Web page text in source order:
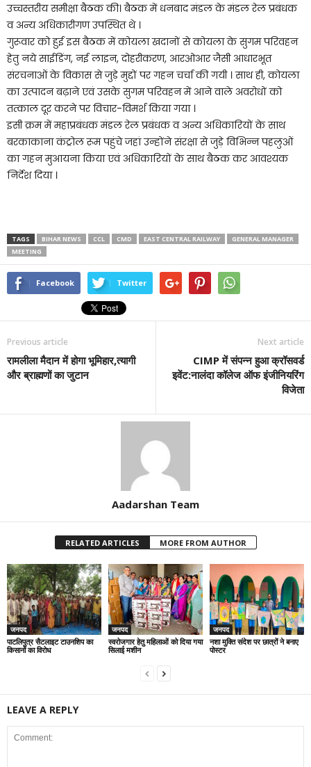
उच्चस्तरीय समीक्षा बैठक की। बैठक में धनबाद मंडल के मंडल रेल प्रबंधक
व अन्य अधिकारीगण उपस्थित थे ।
गुरूवार को हुई इस बैठक में कोयला खदानों से कोयला के सुगम परिवहन
हेतु नये साईडिंग, नई लाइन, दोहरीकरण, आरओआर जैसी आधारभूत
संरचनाओं के विकास से जुड़े मुद्दों पर गहन चर्चा की गयी । साथ ही, कोयला
का उत्पादन बढ़ाने एवं उसके सुगम परिवहन में आने वाले अवरोधों को
तत्काल दूर करने पर विचार-विमर्श किया गया ।
इसी क्रम में महाप्रबंधक मंडल रेल प्रबंधक व अन्य अधिकारियों के साथ
बरकाकाना कंट्रोल रूम पहुंचे जहां उन्होंने संरक्षा से जुड़े विभिन्न पहलुओं
का गहन मुआयना किया एवं अधिकारियों के साथ बैठक कर आवश्यक
निर्देश दिया ।
TAGS BIHAR NEWS CCL CMD EAST CENTRAL RAILWAY
GENERAL MANAGER
MEETING
Facebook Twitter
Previous article
रामलीला मैदान में होगा भूमिहार,त्यागी
और ब्राह्मणों का जुटान
Next article
CIMP में संपन्न हुआ क्रॉसवर्ड
इवेंट:नालंदा कॉलेज ऑफ इंजीनियरिंग
विजेता
Aadarshan Team
RELATED ARTICLES MORE FROM AUTHOR
जनपद
पाटलिपुत्र सैटलाइट टाउनशिप का
किसानों का विरोध
जनपद
स्वरोजगार हेतु महिलाओं को दिया गया
सिलाई मशीन
जनपद
नशा मुक्ति संदेश पर छात्रों ने बनाए
पोस्टर
LEAVE A REPLY